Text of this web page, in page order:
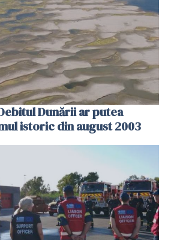
Dunării ar putea
istoric din august 2003